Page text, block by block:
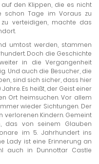
den Klippen, die es nicht
schon Tage im Voraus zu
verteidigen, machte das
umtost werden, stammen
Doch die Geschichte
in die Vergangenheit
Und auch die Besucher, die
sind sich sicher, dass hier
Es heißt, der Geist einer
Ort heimsuchen. Vor allem
wieder Sichtungen. Der
verlorenen Kindern. Gemeint
das von seinem Glauben
im 5. Jahrhundert ins
Lady ist eine Erinnerung an
auch in Dunnottar Castle